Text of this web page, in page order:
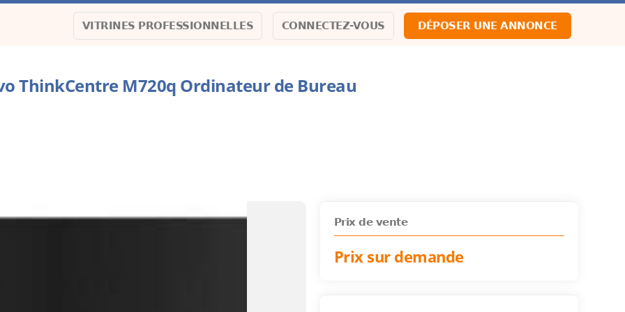
VITRINES PROFESSIONNELLES CONNECTEZ-VOUS DÉPOSER UNE ANNONCE
ThinkCentre M720q Ordinateur de Bureau
Prix de vente
Prix sur demande